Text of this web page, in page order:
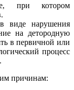
при котором
в виде нарушения
на детородную
в первичной или
процесс
причинам: